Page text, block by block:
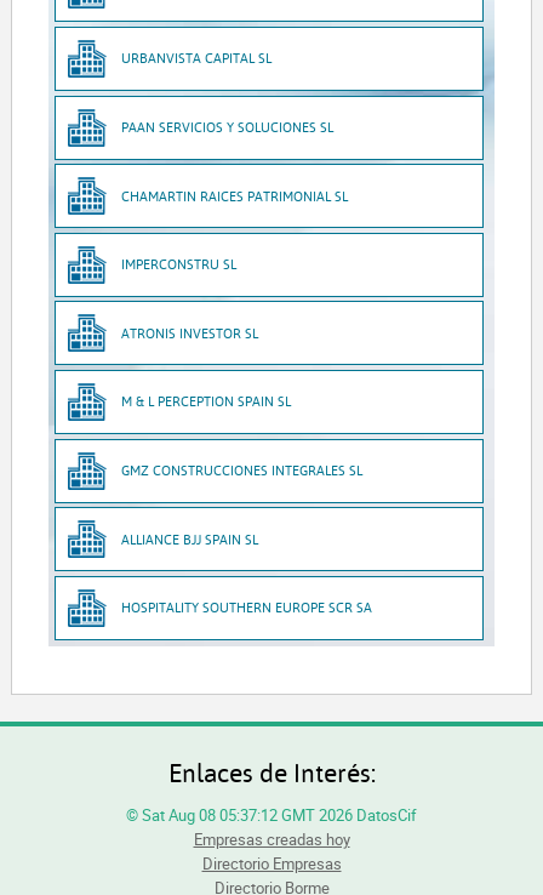
URBANVISTA CAPITAL SL
PAAN SERVICIOS Y SOLUCIONES SL
CHAMARTIN RAICES PATRIMONIAL SL
IMPERCONSTRU SL
ATRONIS INVESTOR SL
M & L PERCEPTION SPAIN SL
GMZ CONSTRUCCIONES INTEGRALES SL
ALLIANCE BJJ SPAIN SL
HOSPITALITY SOUTHERN EUROPE SCR SA
Enlaces de Interés:
© Sat Aug 08 05:37:12 GMT 2026 DatosCif
Empresas creadas hoy
Directorio Empresas
Directorio Borme